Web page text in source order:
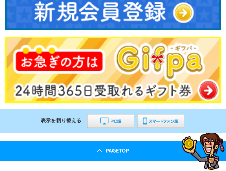
表示を切り替える :